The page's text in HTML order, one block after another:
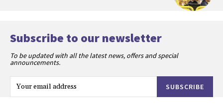
Subscribe to our newsletter
To be updated with all the latest news, offers and special
announcements.
SUBSCRIBE